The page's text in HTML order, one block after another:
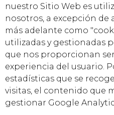
nuestro Sitio Web es
nosotros, a excepción de
más adelante como
utilizadas y gestionadas
que nos proporcionan
experiencia del usuario.
estadísticas que se
visitas, el contenido que
gestionar Google